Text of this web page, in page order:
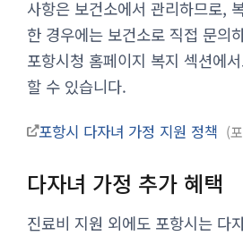
사항은 보건소에서 관리하므로,
한 경우에는 보건소로 직접 문의
포항시청 홈페이지 복지 섹션에
할 수 있습니다.
포항시 다자녀 가정 지원 정책
다자녀 가정 추가 혜택
진료비 지원 외에도 포항시는 다